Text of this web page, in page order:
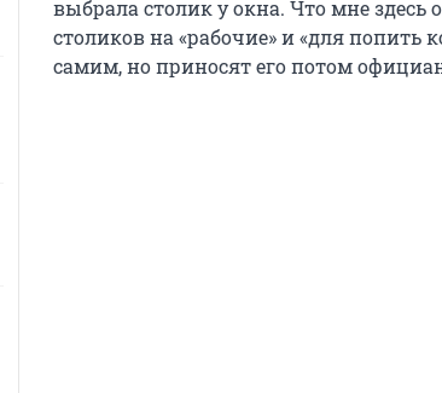
выбрала столик у окна. Что мне здесь
столиков на «рабочие» и «для попить
самим, но приносят его потом